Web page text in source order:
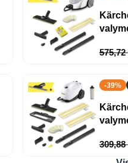
575,72
-39%
309,88